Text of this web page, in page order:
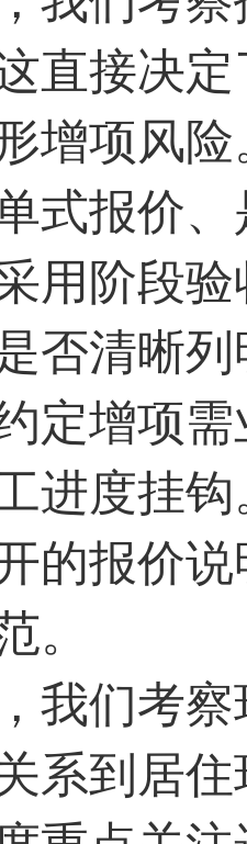
直接决
增项风
式报价
用阶段
否清晰
定增项
进度挂
的报价
我们考
系到居